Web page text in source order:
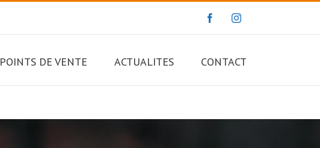
POINTS DE VENTE ACTUALITES CONTACT